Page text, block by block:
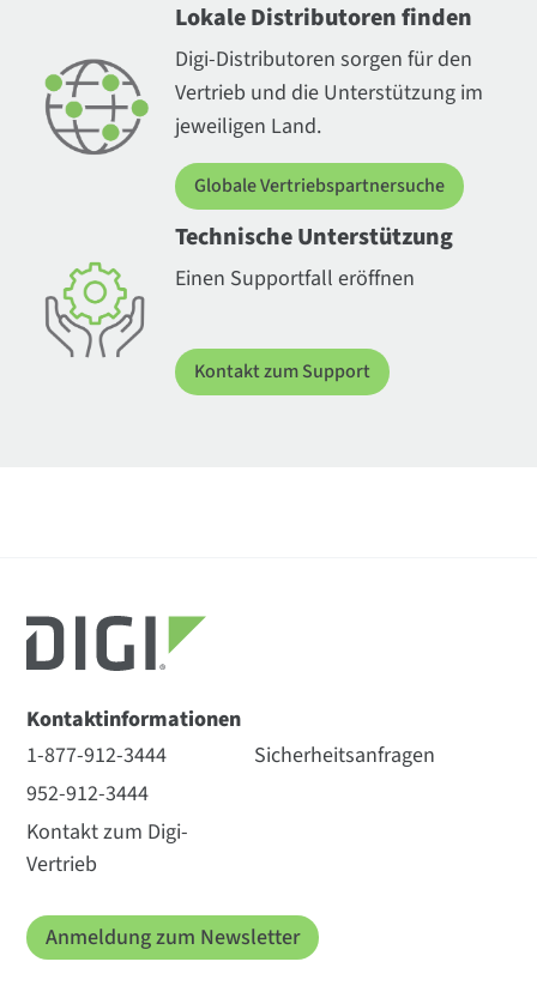
Lokale Distributoren finden
Digi-Distributoren sorgen für den
Vertrieb und die Unterstützung im
jeweiligen Land.
Globale Vertriebspartnersuche
Technische Unterstützung
Einen Supportfall eröffnen
Kontakt zum Support
Kontaktinformationen
1-877-912-3444
952-912-3444
Kontakt zum Digi-
Vertrieb
Sicherheitsanfragen
Anmeldung zum Newsletter